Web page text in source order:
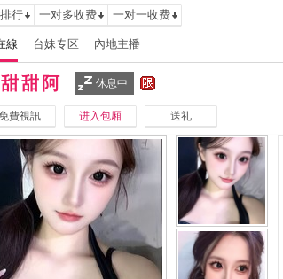
行 一对多收费 一对一收费
線 台妹专区 內地主播
甜阿 休息中
費視訊 进入包厢 送礼